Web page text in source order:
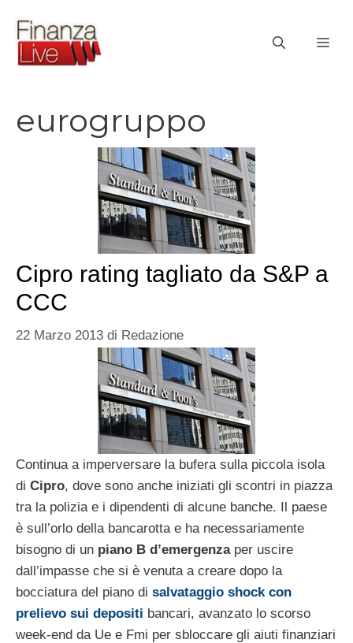
contenuto
eurogruppo
Cipro rating tagliato da S&P a
CCC
22 Marzo 2013 di Redazione
Continua a imperversare la bufera sulla piccola isola
di Cipro, dove sono anche iniziati gli scontri in piazza
tra la polizia e i dipendenti di alcune banche. Il paese
è sull’orlo della bancarotta e ha necessariamente
bisogno di un piano B d’emergenza per uscire
dall’impasse che si è venuta a creare dopo la
bocciatura del piano di salvataggio shock con
prelievo sui depositi bancari, avanzato lo scorso
week-end da Ue e Fmi per sbloccare gli aiuti finanziari